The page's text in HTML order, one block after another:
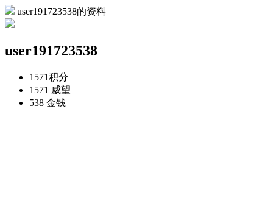
user191723538的资料
user191723538
1571积分
1571 威望
538 金钱